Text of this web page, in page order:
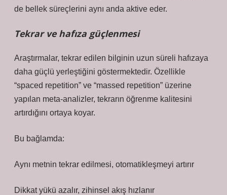
de bellek süreçlerini aynı anda aktive eder.
Tekrar ve hafıza güçlenmesi
Araştırmalar, tekrar edilen bilginin uzun süreli hafızaya
daha güçlü yerleştiğini göstermektedir. Özellikle
“spaced repetition” ve “massed repetition” üzerine
yapılan meta-analizler, tekrarın öğrenme kalitesini
artırdığını ortaya koyar.
Bu bağlamda:
Aynı metnin tekrar edilmesi, otomatikleşmeyi artırır
Dikkat yükü azalır, zihinsel akış hızlanır